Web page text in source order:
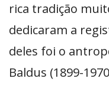
rica tradição
dedicaram a
deles foi o
Baldus (1899-